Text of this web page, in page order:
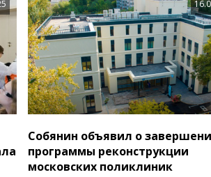
Собянин объявил о
программы реконструкции
московских поликлиник